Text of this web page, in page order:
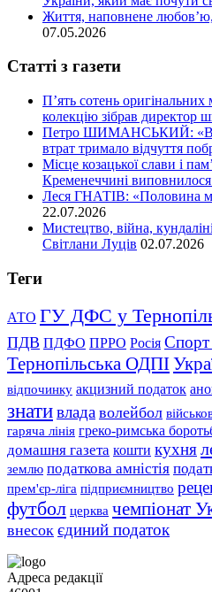
Життя, наповнене
07.05.2026
Статті з газети
П’ять сотень
колекцію зібрав директор
Петро ШИМАНСЬКИЙ: «В
втрат тримало відчуття
Місце козацької слави і
Кременеччині виповнилося
Леся ГНАТІВ: «Половина
22.07.2026
Мистецтво, війна,
Світлани Луців 02.07.2026
Теги
АТО ГУ ДФС у
ПДВ ПДФО ПРРО Росія Спорт
Тернопільська ОДПІ
відпочинку акцизний податок
знативлада волейбол
гаряча лінія греко-римська
домашня газета кошти кухня
землю податкова амністія
прем'єр-ліга підприємництво
футбол церква чемпіонат
внесок єдиний податок
Адреса редакції